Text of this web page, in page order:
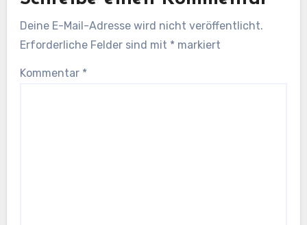
Deine E-Mail-Adresse wird nicht veröffentlicht.
Erforderliche Felder sind mit * markiert
Kommentar *